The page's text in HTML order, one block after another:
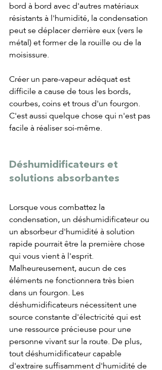
bord à bord avec d'autres matériaux
résistants à l'humidité, la condensation
peut se déplacer derrière eux (vers le
métal) et former de la rouille ou de la
moisissure.
Créer un pare-vapeur adéquat est
difficile a cause de tous les bords,
courbes, coins et trous d'un fourgon.
C'est aussi quelque chose qui n'est pas
facile à réaliser soi-même.
Déshumidificateurs et
solutions absorbantes
Lorsque vous combattez la
condensation, un déshumidificateur ou
un absorbeur d'humidité à solution
rapide pourrait être la première chose
qui vous vient à l'esprit.
Malheureusement, aucun de ces
éléments ne fonctionnera très bien
dans un fourgon. Les
déshumidificateurs nécessitent une
source constante d'électricité qui est
une ressource précieuse pour une
personne vivant sur la route. De plus,
tout déshumidificateur capable
d'extraire suffisamment d'humidité de